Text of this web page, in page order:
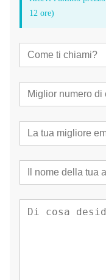
12 ore)